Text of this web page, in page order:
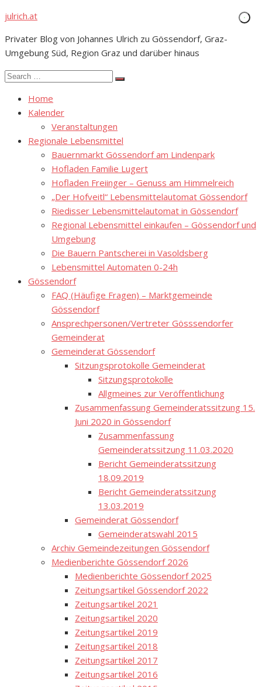
Skip
content
julrich.at
Privater Blog von Johannes Ulrich zu Gössendorf, Graz-
Umgebung Süd, Region Graz und darüber hinaus
Search
Search
Home
Kalender
Veranstaltungen
Regionale Lebensmittel
Bauernmarkt Gössendorf am Lindenpark
Hofladen Familie Lugert
Hofladen Freiinger – Genuss am Himmelreich
„Der Hofveitl“ Lebensmittelautomat Gössendorf
Riedisser Lebensmittelautomat in Gössendorf
Regional Lebensmittel einkaufen – Gössendorf und
Umgebung
Die Bauern Pantscherei in Vasoldsberg
Lebensmittel Automaten 0-24h
Gössendorf
FAQ (Häufige Fragen) – Marktgemeinde
Gössendorf
Ansprechpersonen/Vertreter Gösssendorfer
Gemeinderat
Gemeinderat Gössendorf
Sitzungsprotokolle Gemeinderat
Sitzungsprotokolle
Allgmeines zur Veröffentlichung
Zusammenfassung Gemeinderatssitzung 15.
Juni 2020 in Gössendorf
Zusammenfassung
Gemeinderatssitzung 11.03.2020
Bericht Gemeinderatssitzung
18.09.2019
Bericht Gemeinderatssitzung
13.03.2019
Gemeinderat Gössendorf
Gemeinderatswahl 2015
Archiv Gemeindezeitungen Gössendorf
Medienberichte Gössendorf 2026
Medienberichte Gössendorf 2025
Zeitungsartikel Gössendorf 2022
Zeitungsartikel 2021
Zeitungsartikel 2020
Zeitungsartikel 2019
Zeitungsartikel 2018
Zeitungsartikel 2017
Zeitungsartikel 2016